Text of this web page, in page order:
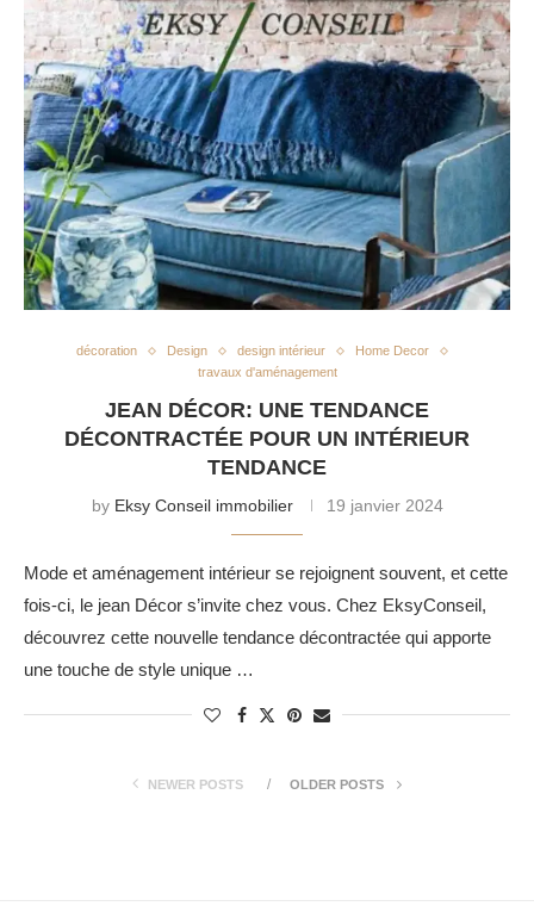
décoration Design design intérieur
Home Decor
travaux d'aménagement
JEAN DÉCOR: UNE TENDANCE
DÉCONTRACTÉE POUR UN INTÉRIEUR
TENDANCE
by Eksy Conseil immobilier 19 janvier 2024
Mode et aménagement intérieur se rejoignent souvent, et cette
fois-ci, le jean Décor s’invite chez vous. Chez EksyConseil,
découvrez cette nouvelle tendance décontractée qui apporte
une touche de style unique …
NEWER POSTS OLDER POSTS